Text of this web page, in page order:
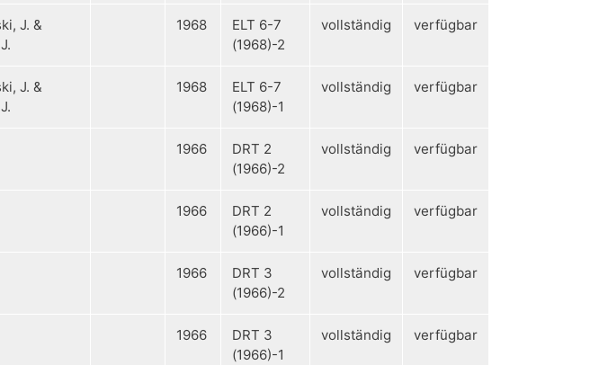
J. &
1968
ELT 6-7
(1968)-2
vollständig verfügbar
J. &
1968
ELT 6-7
(1968)-1
vollständig verfügbar
1966
DRT 2
(1966)-2
vollständig verfügbar
1966
DRT 2
(1966)-1
vollständig verfügbar
1966
DRT 3
(1966)-2
vollständig verfügbar
1966
DRT 3
(1966)-1
vollständig verfügbar